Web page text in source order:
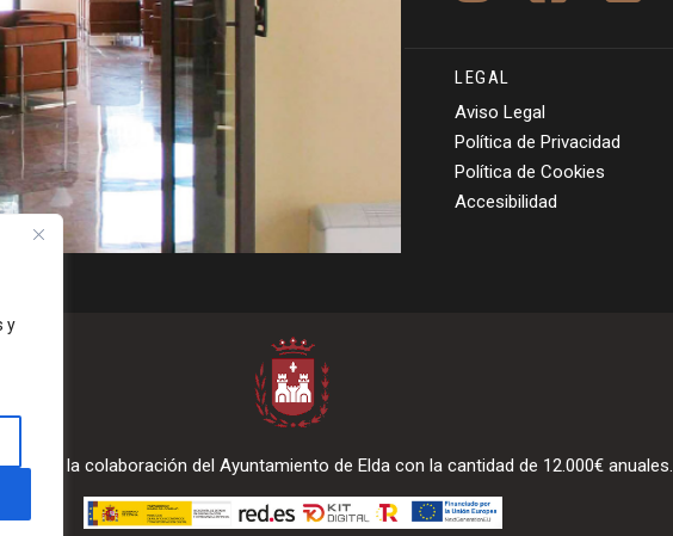
y
LEGAL
Aviso Legal
Política de Privacidad
Política de Cookies
Accesibilidad
recibe la colaboración del Ayuntamiento de Elda con la cantidad de 12.000€ anuales.